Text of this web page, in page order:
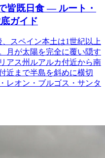
皆既日食 ― ルート・
ガイド
スペイン本土は1世紀以上
月が太陽を完全に覆い隠す
アス州ルアルカ付近から南
近まで半島を斜めに横切
レオン・ブルゴス・サンタ